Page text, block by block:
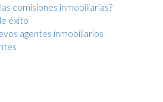
comisiones inmobiliarias?
éxito
agentes inmobiliarios